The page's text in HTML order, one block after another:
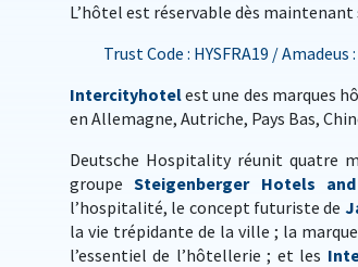
L’hôtel est réservable dès
Trust Code : HYSFRA19 /
Intercityhotelest une des marques
en Allemagne, Autriche, Pays Bas,
Deutsche Hospitality réunit quatre
groupeSteigenberger Hotels
l’hospitalité, le concept futuriste de
la vie trépidante de la ville ; la marque
l’essentiel de l’hôtellerie ; et les